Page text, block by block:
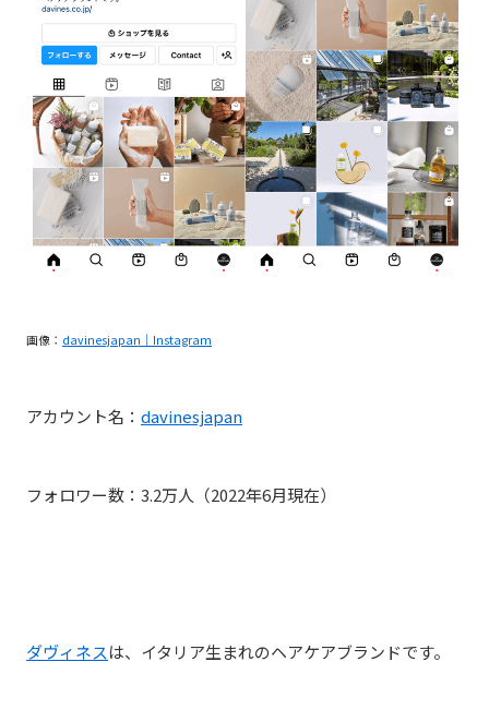
画像： davinesjapan｜Instagram
アカウント名： davinesjapan
フォロワー数：3.2万人（2022年6月現在）
ダヴィネスは、 イタリア生まれのヘアケアブランドです。